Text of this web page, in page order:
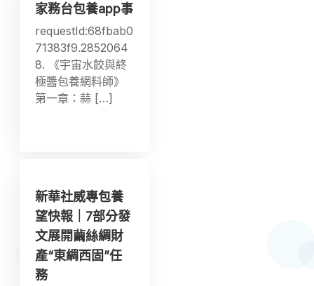
家務台包養app事
requestId:68fbab0
71383f9.2852064
8. 《宇宙水餃與終
極醬包養網料師》
第一章：蒜 […]
新華社威專包養
望快報｜7部分發
文展開繭絲綢財
產“東綢西固”任
務